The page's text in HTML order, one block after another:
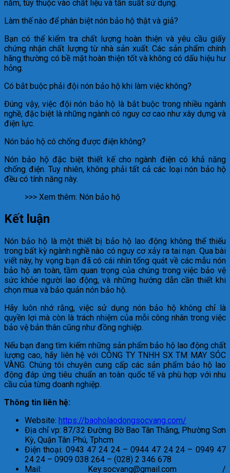
năm, tùy thuộc vào chất liệu và tần suất sử dụng.
Làm thế nào để phân biệt nón bảo hộ thật và giả?
Bạn có thể kiểm tra chất lượng hoàn thiện và yêu cầu giấy
chứng nhận chất lượng từ nhà sản xuất. Các sản phẩm chính
hãng thường có bề mặt hoàn thiện tốt và không có dấu hiệu hư
hỏng.
Có bắt buộc phải đội nón bảo hộ khi làm việc không?
Đúng vậy, việc đội nón bảo hộ là bắt buộc trong nhiều ngành
nghề, đặc biệt là những ngành có nguy cơ cao như xây dựng và
điện lực.
Nón bảo hộ có chống được điện không?
Nón bảo hộ đặc biệt thiết kế cho ngành điện có khả năng
chống điện. Tuy nhiên, không phải tất cả các loại nón bảo hộ
đều có tính năng này.
>>> Xem thêm: Nón bảo hộ
Kết luận
Nón bảo hộ là một thiết bị bảo hộ lao động không thể thiếu
trong bất kỳ ngành nghề nào có nguy cơ xảy ra tai nạn. Qua bài
viết này, hy vọng bạn đã có cái nhìn tổng quát về các mẫu nón
bảo hộ an toàn, tầm quan trọng của chúng trong việc bảo vệ
sức khỏe người lao động, và những hướng dẫn cần thiết khi
chọn mua và bảo quản nón bảo hộ.
Hãy luôn nhớ rằng, việc sử dụng nón bảo hộ không chỉ là
quyền lợi mà còn là trách nhiệm của mỗi công nhân trong việc
bảo vệ bản thân cũng như đồng nghiệp.
Nếu bạn đang tìm kiếm những sản phẩm bảo hộ lao động chất
lượng cao, hãy liên hệ với CÔNG TY TNHH SX TM MAY SÓC
VÀNG. Chúng tôi chuyên cung cấp các sản phẩm bảo hộ lao
động đáp ứng tiêu chuẩn an toàn quốc tế và phù hợp với nhu
cầu của từng doanh nghiệp.
Thông tin liên hệ:
Website: https://baoholaodongsocvang.com/
Địa chỉ vp: 87/32 Đường Bờ Bao Tân Thắng, Phường Sơn
Kỳ, Quận Tân Phú, Tphcm
Điện thoại: 0943 47 24 24 – 0944 47 24 24 – 0949 47
24 24 – 0909 038 264 – (028) 2 346 678
Mail: Key.socvang@gmail.com /